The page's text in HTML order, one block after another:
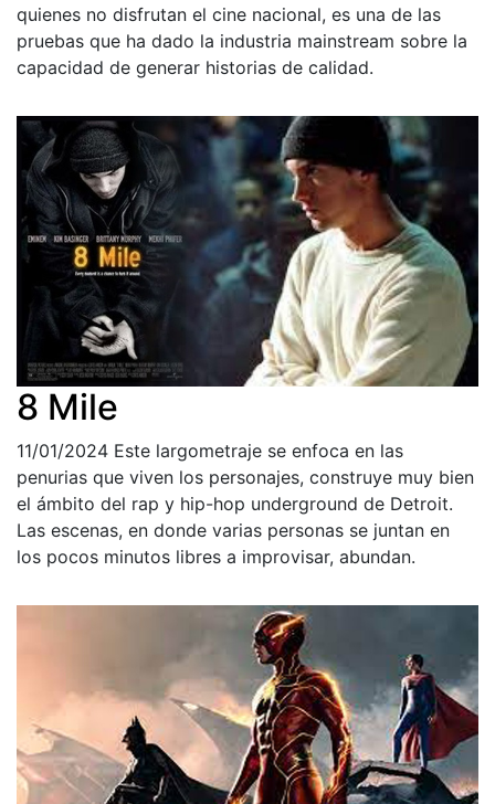
quienes no disfrutan el cine nacional, es una de las
pruebas que ha dado la industria mainstream sobre la
capacidad de generar historias de calidad.
8 Mile
11/01/2024 Este largometraje se enfoca en las
penurias que viven los personajes, construye muy bien
el ámbito del rap y hip-hop underground de Detroit.
Las escenas, en donde varias personas se juntan en
los pocos minutos libres a improvisar, abundan.